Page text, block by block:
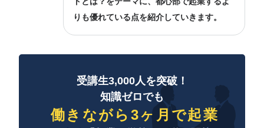
りも優れている点を紹介していきます。
受講生3,000人を突破！
知識ゼロでも
働きながら3ヶ月で起業